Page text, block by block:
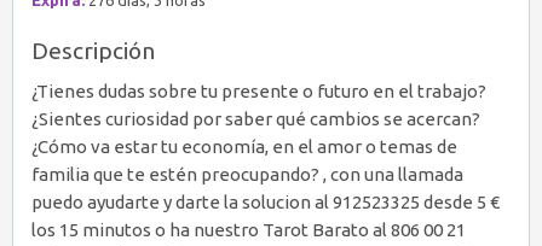
Descripción
¿Tienes dudas sobre tu presente o futuro en el trabajo?
¿Sientes curiosidad por saber qué cambios se acercan?
¿Cómo va estar tu economía, en el amor o temas de
familia que te estén preocupando? , con una llamada
puedo ayudarte y darte la solucion al 912523325 desde 5 €
los 15 minutos o ha nuestro Tarot Barato al 806 00 21